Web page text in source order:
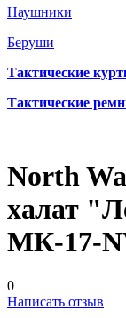
Наушники
Беруши
Тактические
Тактические
North
халат
МК-17-
0
Написать отзыв